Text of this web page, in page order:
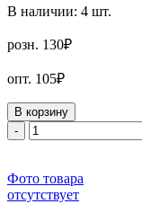
В наличии: 4 шт.
розн. 130₽
опт. 105₽
В корзину
-
Фото товара
отсутствует